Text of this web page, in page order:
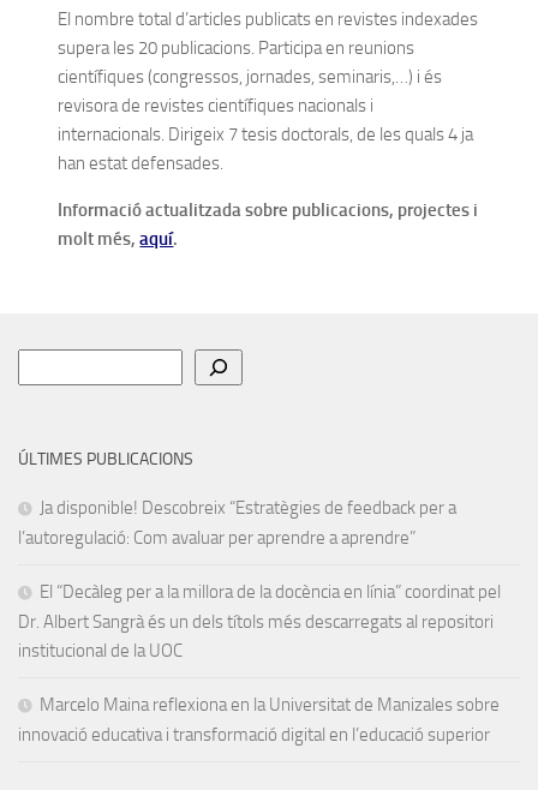
El nombre total d’articles publicats en revistes indexades
supera les 20 publicacions. Participa en reunions
científiques (congressos, jornades, seminaris,…) i és
revisora ​​de revistes científiques nacionals i
internacionals. Dirigeix ​​7 tesis doctorals, de les quals 4 ja
han estat defensades.
Informació actualitzada sobre publicacions, projectes i
molt més,aquí.
ÚLTIMES PUBLICACIONS
Ja disponible! Descobreix “Estratègies de feedback per a
l’autoregulació: Com avaluar per aprendre a aprendre”
El “Decàleg per a la millora de la docència en línia” coordinat pel
Dr. Albert Sangrà és un dels títols més descarregats al repositori
institucional de la UOC
Marcelo Maina reflexiona en la Universitat de Manizales sobre
innovació educativa i transformació digital en l’educació superior